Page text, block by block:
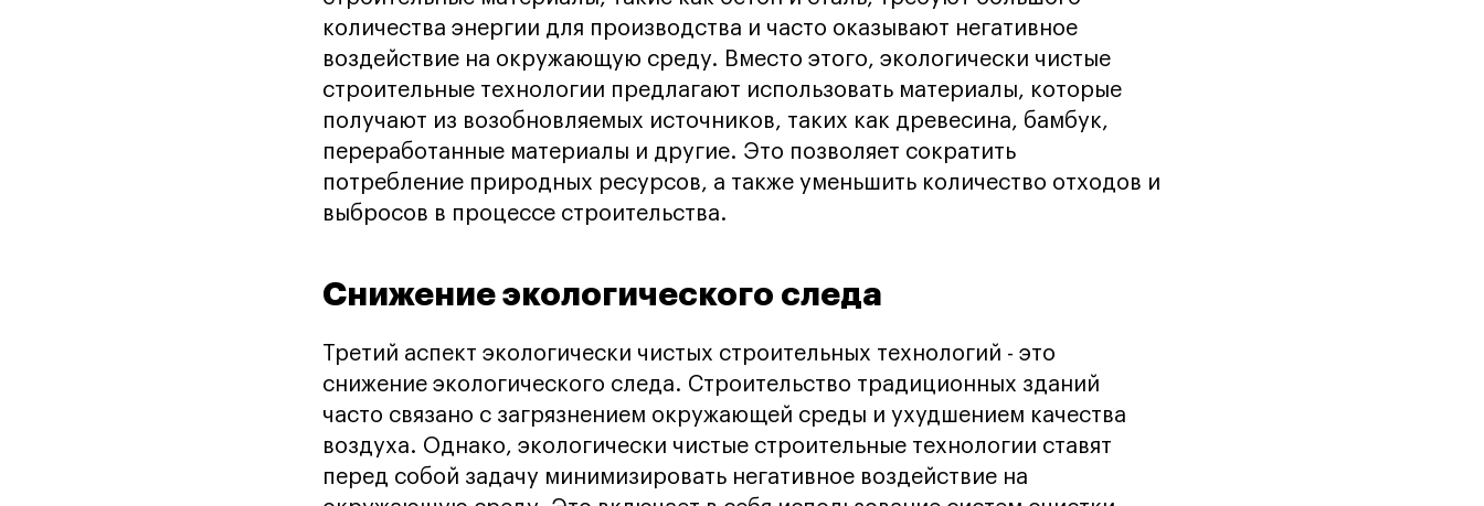
количества энергии для производства и часто оказывают негативное
воздействие на окружающую среду. Вместо этого, экологически чистые
строительные технологии предлагают использовать материалы, которые
получают из возобновляемых источников, таких как древесина, бамбук,
переработанные материалы и другие. Это позволяет сократить
потребление природных ресурсов, а также уменьшить количество отходов и
выбросов в процессе строительства.
Снижение экологического следа
Третий аспект экологически чистых строительных технологий - это
снижение экологического следа. Строительство традиционных зданий
часто связано с загрязнением окружающей среды и ухудшением качества
воздуха. Однако, экологически чистые строительные технологии ставят
перед собой задачу минимизировать негативное воздействие на